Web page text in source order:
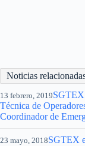
Noticias
13 febrero, 2019SGTEX
Técnica de
Coordinador de
23 mayo, 2018SGTEX